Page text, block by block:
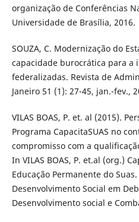
organização de Conferências
Universidade de Brasília, 2016.
SOUZA, C. Modernização do
capacidade burocrática para a
federalizadas. Revista de
Janeiro 51 (1): 27-45, jan.-fev.,
VILAS BOAS, P. et. al (2015).
Programa CapacitaSUAS no
compromisso com a
In VILAS BOAS, P. et.al (org.)
Educação Permanente do
Desenvolvimento Social em
Desenvolvimento social e